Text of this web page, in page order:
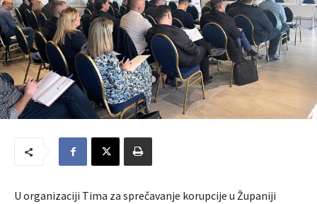
U organizaciji Tima za sprečavanje korupcije u Županiji